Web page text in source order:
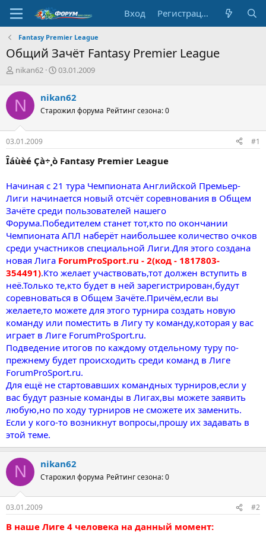
Вход Регистрация
Fantasy Premier League
Общий Зачёт Fantasy Premier League
А
т
о
р
т
е
м
ы
nikan62
Д
а
н
ч
а
03.01.2009
N nikan62
Старожил форума Рейтинг сезона: 0
03.01.2009 #1
Îáùèé Çà÷¸ò Fantasy Premier League
Начиная с 21 тура Чемпионата Английской Премьер-
Лиги начинается новый отсчёт соревнования в Общем
Зачёте среди пользователей нашего
Форума.Победителем станет тот,кто по окончании
Чемпионата АПЛ наберёт наибольшее количество очков
среди участников специальной Лиги.Для этого создана
новая Лига ForumProSport.ru - 2(код - 1817803-
354491).Кто желает участвовать,тот должен вступить в
неё.Только те,кто будет в ней зарегистрирован,будут
соревноваться в Общем Зачёте.Причём,если вы
желаете,то можете для этого турнира создать новую
команду или поместить в Лигу ту команду,которая у вас
играет в Лиге ForumProSport.ru.
Подведение итогов по каждому отдельному туру по-
прежнему будет происходить среди команд в Лиге
ForumProSport.ru.
Для ещё не стартовавших командных турниров,если у
вас будут разные команды в Лигах,вы можете заявить
любую,но по ходу турниров не сможете их заменить.
Если у кого-то возникнут вопросы,прошу их задавать в
этой теме.
N nikan62
Старожил форума Рейтинг сезона: 0
03.01.2009 #2
В наше Лиге 4 человека на данный момент: